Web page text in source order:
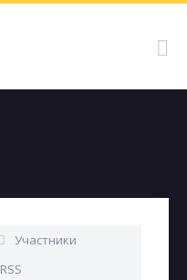
Участники
RSS